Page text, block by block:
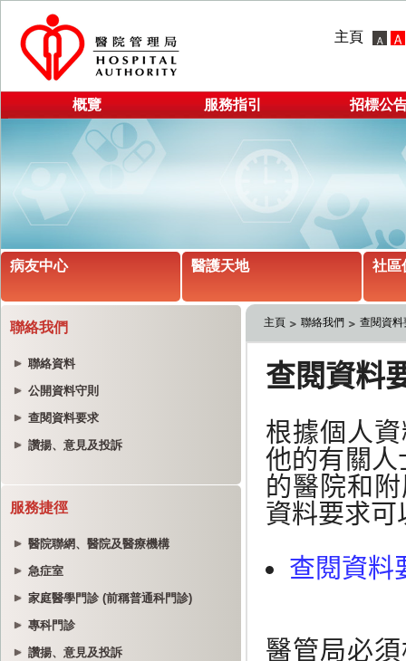
主頁
概覽 服務指引 招標公
病友中心 醫護天地 社區
聯絡我們
聯絡資料
公開資料守則
查閱資料要求
讚揚、意見及投訴
服務捷徑
醫院聯網、醫院及醫療機構
急症室
家庭醫學門診 (前稱普通科門診)
專科門診
讚揚、意見及投訴
主頁 聯絡我們 查閱資料